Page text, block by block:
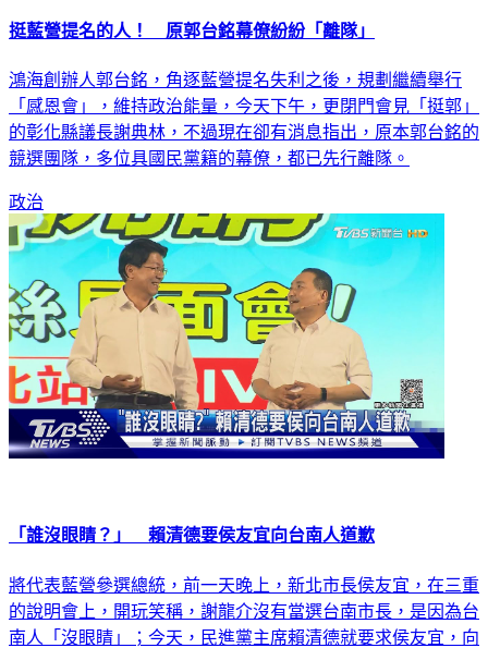
挺藍營提名的人！ 原郭台銘幕僚紛紛「離隊」
鴻海創辦人郭台銘，角逐藍營提名失利之後，規劃繼續舉行
「感恩會」，維持政治能量，今天下午，更閉門會見「挺郭」
的彰化縣議長謝典林，不過現在卻有消息指出，原本郭台銘的
競選團隊，多位具國民黨籍的幕僚，都已先行離隊。
政治
「誰沒眼睛？」 賴清德要侯友宜向台南人道歉
將代表藍營參選總統，前一天晚上，新北市長侯友宜，在三重
的說明會上，開玩笑稱，謝龍介沒有當選台南市長，是因為台
南人「沒眼睛」；今天，民進黨主席賴清德就要求侯友宜，向